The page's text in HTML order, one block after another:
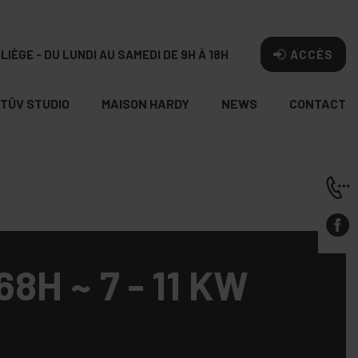
- DU LUNDI AU SAMEDI DE 9H À 18H ACCÈS
STUDIO MAISON HARDY NEWS CONTACT
~ 7 - 11 KW